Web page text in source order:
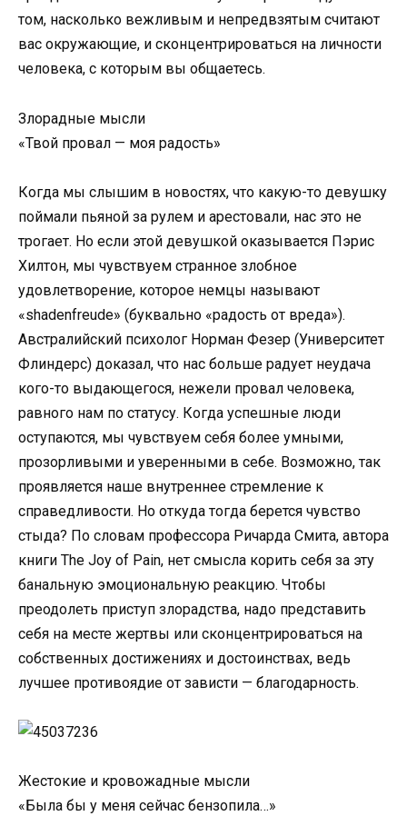
том, насколько вежливым и непредвзятым считают
вас окружающие, и сконцентрироваться на личности
человека, с которым вы общаетесь.
Злорадные мысли
«Твой провал — моя радость»
Когда мы слышим в новостях, что какую-то девушку
поймали пьяной за рулем и арестовали, нас это не
трогает. Но если этой девушкой оказывается Пэрис
Хилтон, мы чувствуем странное злобное
удовлетворение, которое немцы называют
«shadenfreude» (буквально «радость от вреда»).
Австралийский психолог Норман Фезер (Университет
Флиндерс) доказал, что нас больше радует неудача
кого-то выдающегося, нежели провал человека,
равного нам по статусу. Когда успешные люди
оступаются, мы чувствуем себя более умными,
прозорливыми и уверенными в себе. Возможно, так
проявляется наше внутреннее стремление к
справедливости. Но откуда тогда берется чувство
стыда? По словам профессора Ричарда Смита, автора
книги The Joy of Pain, нет смысла корить себя за эту
банальную эмоциональную реакцию. Чтобы
преодолеть приступ злорадства, надо представить
себя на месте жертвы или сконцентрироваться на
собственных достижениях и достоинствах, ведь
лучшее противоядие от зависти — благодарность.
Жестокие и кровожадные мысли
«Была бы у меня сейчас бензопила…»